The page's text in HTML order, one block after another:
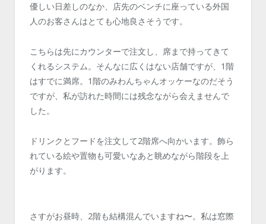
優しい日差しのなか、店先のベンチに座っている外国
人のお客さんはとても心地良さそうです。
こちらは先にカウンターで注文し、席まで持ってきて
くれるシステム。そんなに広くはない店舗ですが、1階
はすでに満席。1階のみわんちゃんオッケーなのだそう
ですが、私が訪れた時間には残念ながら会えませんで
した。
ドリンクとフードを注文して2階席へ向かいます。飾ら
れている絵や置物も可愛いなあと眺めながら階段を上
がります。
さすがお昼時、2階も結構混んでいますね〜。私は窓際